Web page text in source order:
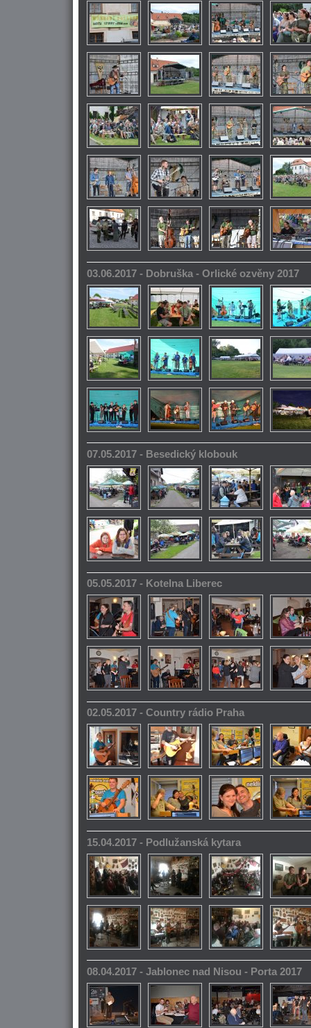
03.06.2017 - Dobruška - Orlické ozvěny 2017
07.05.2017 - Besedický klobouk
05.05.2017 - Kotelna Liberec
02.05.2017 - Country rádio Praha
15.04.2017 - Podlužanská kytara
08.04.2017 - Jablonec nad Nisou - Porta 2017